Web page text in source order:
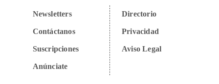
Newsletters
Contáctanos
Suscripciones
Anúnciate
Directorio
Privacidad
Aviso Legal